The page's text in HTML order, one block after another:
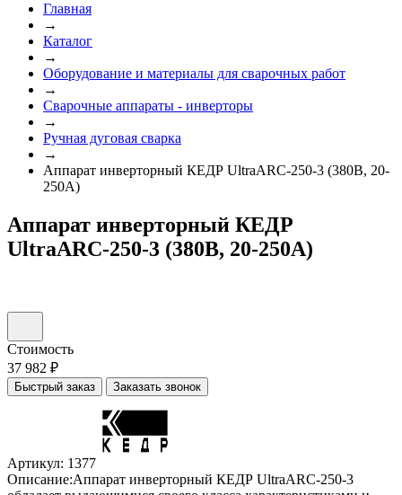
Главная
→
Каталог
→
Оборудование и материалы для сварочных работ
→
Сварочные аппараты - инверторы
→
Ручная дуговая сварка
→
Аппарат инверторный КЕДР UltraARC-250-3 (380В, 20-
250А)
Аппарат инверторный КЕДР
UltraARC-250-3 (380В, 20-250А)
Стоимость
37 982 ₽
Быстрый заказ Заказать звонок
Артикул: 1377
Описание:Аппарат инверторный КЕДР UltraARC-250-3